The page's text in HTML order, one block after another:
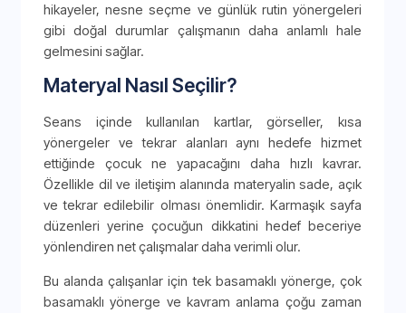
hikayeler, nesne seçme ve günlük rutin yönergeleri
gibi doğal durumlar çalışmanın daha anlamlı hale
gelmesini sağlar.
Materyal Nasıl Seçilir?
Seans içinde kullanılan kartlar, görseller, kısa
yönergeler ve tekrar alanları aynı hedefe hizmet
ettiğinde çocuk ne yapacağını daha hızlı kavrar.
Özellikle dil ve iletişim alanında materyalin sade, açık
ve tekrar edilebilir olması önemlidir. Karmaşık sayfa
düzenleri yerine çocuğun dikkatini hedef beceriye
yönlendiren net çalışmalar daha verimli olur.
Bu alanda çalışanlar için tek basamaklı yönerge, çok
basamaklı yönerge ve kavram anlama çoğu zaman